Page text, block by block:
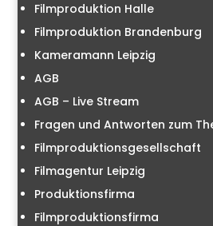
Filmproduktion Halle
Filmproduktion Brandenburg
Kameramann Leipzig
AGB
AGB – Live Stream
Fragen und Antworten zum
Filmproduktionsgesellschaft
Filmagentur Leipzig
Produktionsfirma
Filmproduktionsfirma